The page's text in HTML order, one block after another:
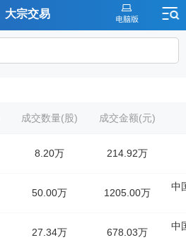
大宗交易
成交数量(股) 成交金额(元)
8.20万 214.92万
50.00万 1205.00万
中
27.34万 678.03万
中